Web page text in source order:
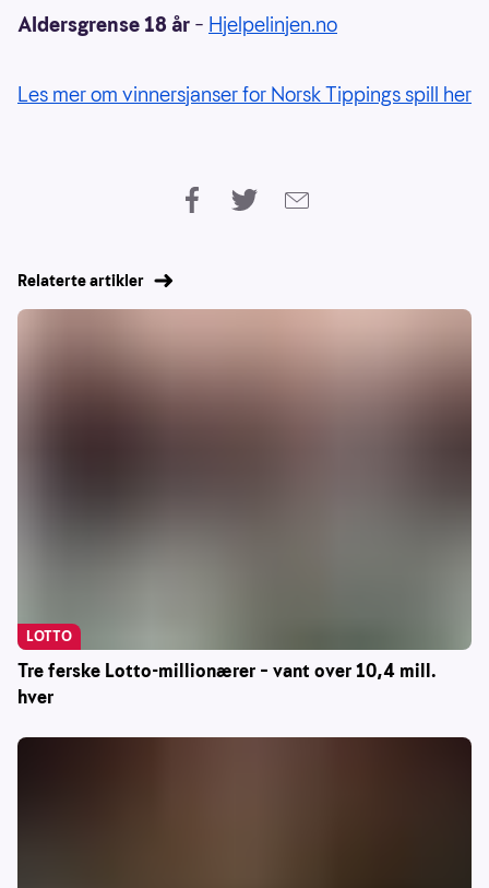
Aldersgrense 18 år – Hjelpelinjen.no
Les mer om vinnersjanser for Norsk Tippings spill her
Relaterte artikler
Tre ferske Lotto-millionærer – vant over 10,4 mill.
hver
LOTTO